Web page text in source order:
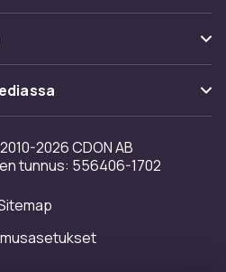
2026 CDON AB
tunnus: 556406-1702